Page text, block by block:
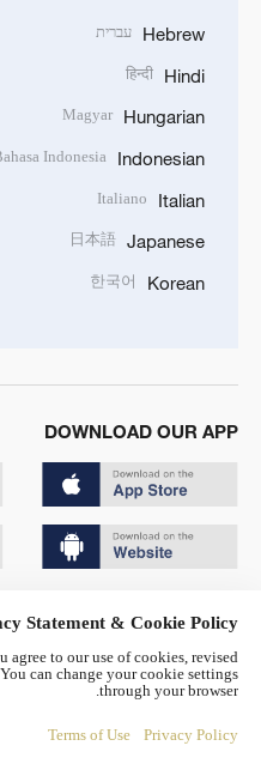
Hebrew עברית
Hindi
हिन्दी
Hungarian
Magyar
Indonesian
Indonesia
Italian
Italiano
Japanese
日本語
Korean
한국어
DOWNLOAD OUR APP
京公网安备 11010502050052号
report hotline: 010-85061466
Statement & Cookie Policy
to our use of cookies, revised
can change your cookie settings
through your browser.
Privacy Policy
Terms of Use